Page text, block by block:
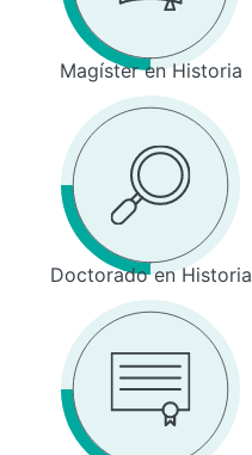
Magíster en Historia
Doctorado en Historia